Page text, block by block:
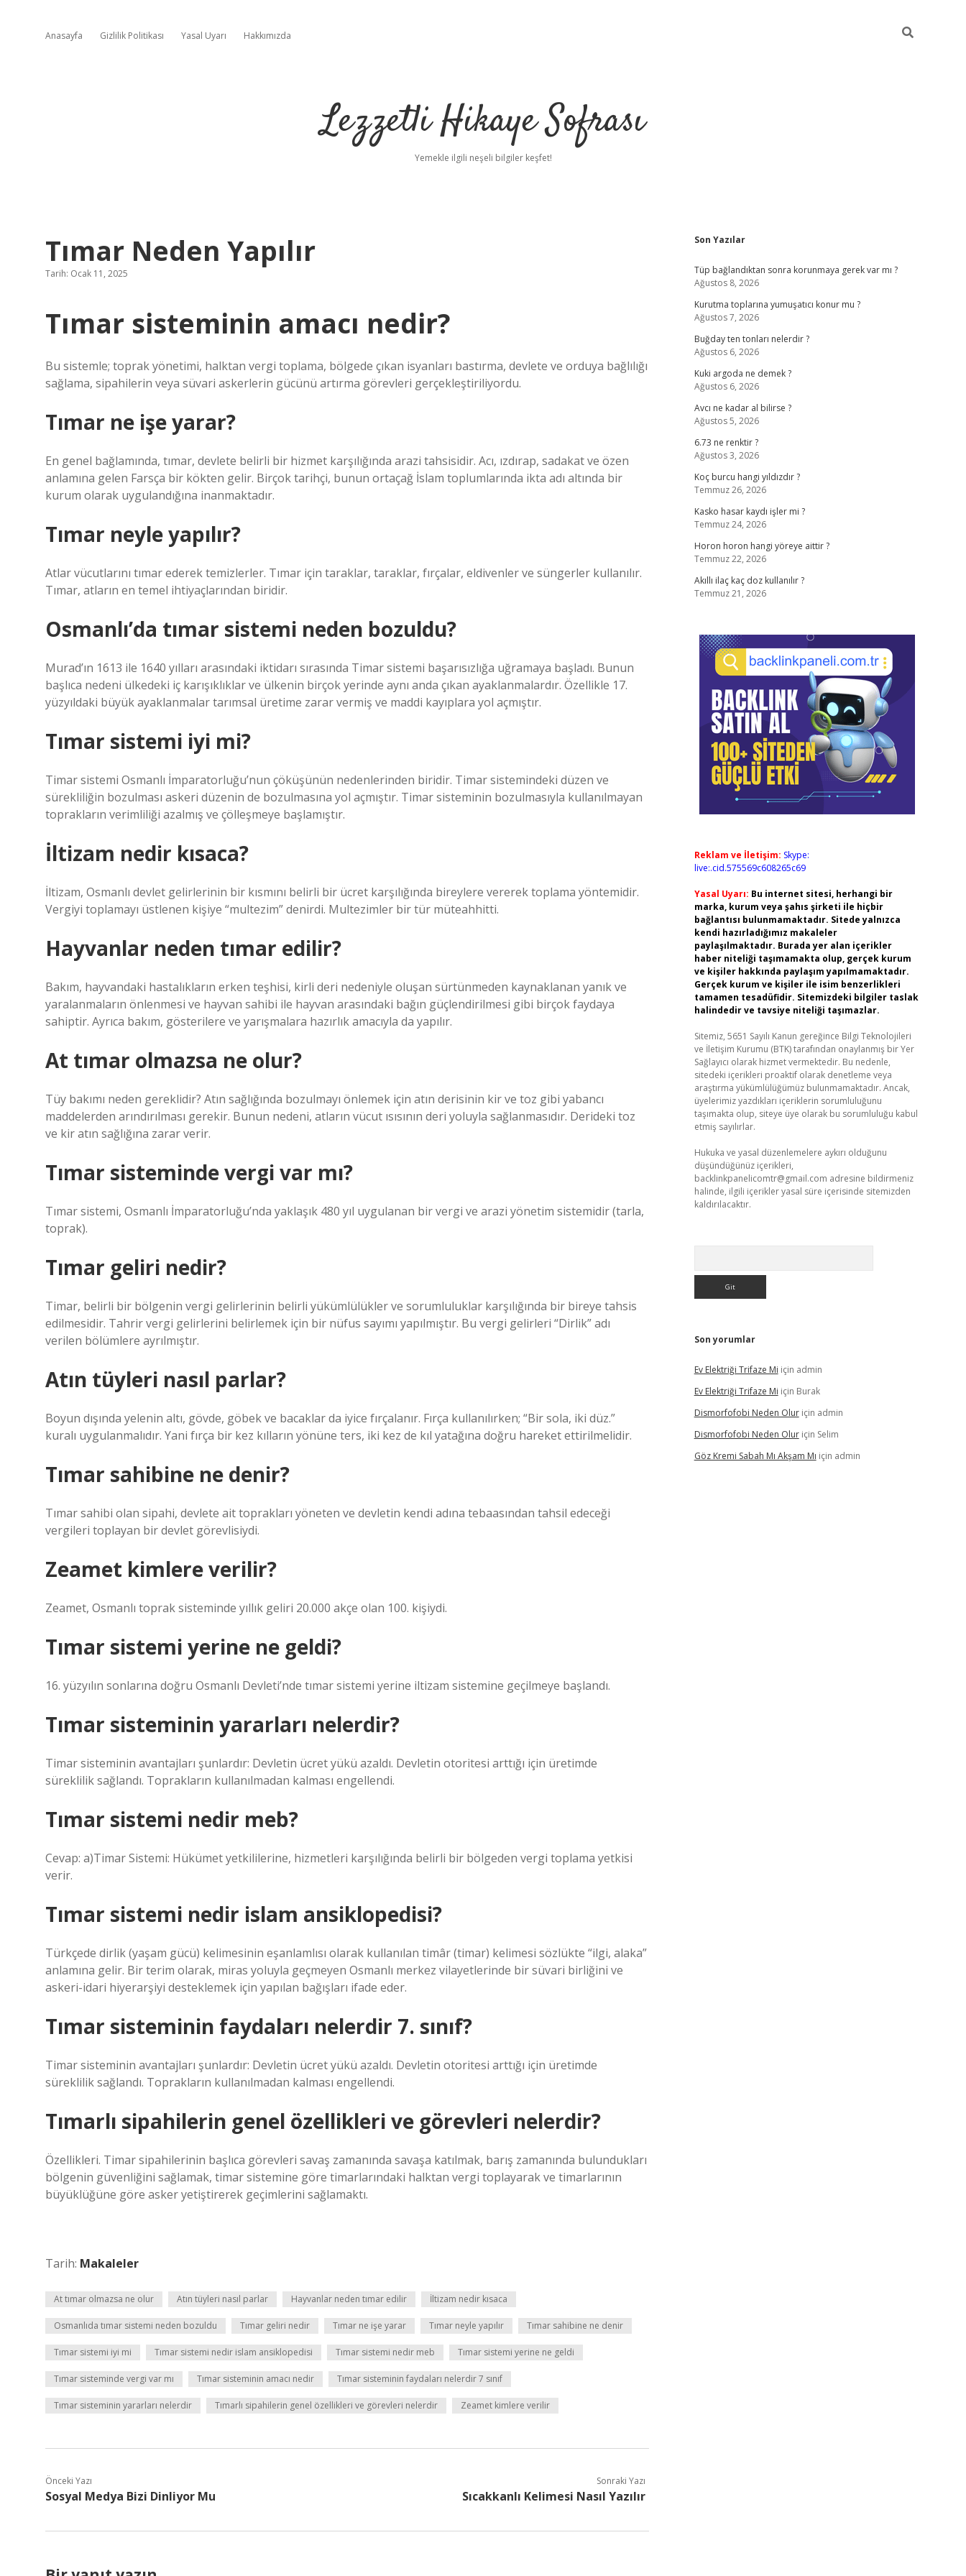
Anasayfa Gizlilik Politikası Yasal Uyarı Hakkımızda
Lezzetli Hikaye Sofrası
Yemekle ilgili neşeli bilgiler keşfet!
Tımar Neden Yapılır
Tarih: Ocak 11, 2025
Tımar sisteminin amacı nedir?
Bu sistemle; toprak yönetimi, halktan vergi toplama, bölgede çıkan isyanları bastırma, devlete ve orduya bağlılığı
sağlama, sipahilerin veya süvari askerlerin gücünü artırma görevleri gerçekleştiriliyordu.
Tımar ne işe yarar?
En genel bağlamında, tımar, devlete belirli bir hizmet karşılığında arazi tahsisidir. Acı, ızdırap, sadakat ve özen
anlamına gelen Farsça bir kökten gelir. Birçok tarihçi, bunun ortaçağ İslam toplumlarında ikta adı altında bir
kurum olarak uygulandığına inanmaktadır.
Tımar neyle yapılır?
Atlar vücutlarını tımar ederek temizlerler. Tımar için taraklar, taraklar, fırçalar, eldivenler ve süngerler kullanılır.
Tımar, atların en temel ihtiyaçlarından biridir.
Osmanlı’da tımar sistemi neden bozuldu?
Murad’ın 1613 ile 1640 yılları arasındaki iktidarı sırasında Timar sistemi başarısızlığa uğramaya başladı. Bunun
başlıca nedeni ülkedeki iç karışıklıklar ve ülkenin birçok yerinde aynı anda çıkan ayaklanmalardır. Özellikle 17.
yüzyıldaki büyük ayaklanmalar tarımsal üretime zarar vermiş ve maddi kayıplara yol açmıştır.
Tımar sistemi iyi mi?
Timar sistemi Osmanlı İmparatorluğu’nun çöküşünün nedenlerinden biridir. Timar sistemindeki düzen ve
sürekliliğin bozulması askeri düzenin de bozulmasına yol açmıştır. Timar sisteminin bozulmasıyla kullanılmayan
toprakların verimliliği azalmış ve çölleşmeye başlamıştır.
İltizam nedir kısaca?
İltizam, Osmanlı devlet gelirlerinin bir kısmını belirli bir ücret karşılığında bireylere vererek toplama yöntemidir.
Vergiyi toplamayı üstlenen kişiye “multezim” denirdi. Multezimler bir tür müteahhitti.
Hayvanlar neden tımar edilir?
Bakım, hayvandaki hastalıkların erken teşhisi, kirli deri nedeniyle oluşan sürtünmeden kaynaklanan yanık ve
yaralanmaların önlenmesi ve hayvan sahibi ile hayvan arasındaki bağın güçlendirilmesi gibi birçok faydaya
sahiptir. Ayrıca bakım, gösterilere ve yarışmalara hazırlık amacıyla da yapılır.
At tımar olmazsa ne olur?
Tüy bakımı neden gereklidir? Atın sağlığında bozulmayı önlemek için atın derisinin kir ve toz gibi yabancı
maddelerden arındırılması gerekir. Bunun nedeni, atların vücut ısısının deri yoluyla sağlanmasıdır. Derideki toz
ve kir atın sağlığına zarar verir.
Tımar sisteminde vergi var mı?
Tımar sistemi, Osmanlı İmparatorluğu’nda yaklaşık 480 yıl uygulanan bir vergi ve arazi yönetim sistemidir (tarla,
toprak).
Tımar geliri nedir?
Timar, belirli bir bölgenin vergi gelirlerinin belirli yükümlülükler ve sorumluluklar karşılığında bir bireye tahsis
edilmesidir. Tahrir vergi gelirlerini belirlemek için bir nüfus sayımı yapılmıştır. Bu vergi gelirleri “Dirlik” adı
verilen bölümlere ayrılmıştır.
Atın tüyleri nasıl parlar?
Boyun dışında yelenin altı, gövde, göbek ve bacaklar da iyice fırçalanır. Fırça kullanılırken; “Bir sola, iki düz.”
kuralı uygulanmalıdır. Yani fırça bir kez kılların yönüne ters, iki kez de kıl yatağına doğru hareket ettirilmelidir.
Tımar sahibine ne denir?
Tımar sahibi olan sipahi, devlete ait toprakları yöneten ve devletin kendi adına tebaasından tahsil edeceği
vergileri toplayan bir devlet görevlisiydi.
Zeamet kimlere verilir?
Zeamet, Osmanlı toprak sisteminde yıllık geliri 20.000 akçe olan 100. kişiydi.
Tımar sistemi yerine ne geldi?
16. yüzyılın sonlarına doğru Osmanlı Devleti’nde tımar sistemi yerine iltizam sistemine geçilmeye başlandı.
Tımar sisteminin yararları nelerdir?
Timar sisteminin avantajları şunlardır: Devletin ücret yükü azaldı. Devletin otoritesi arttığı için üretimde
süreklilik sağlandı. Toprakların kullanılmadan kalması engellendi.
Tımar sistemi nedir meb?
Cevap: a)Timar Sistemi: Hükümet yetkililerine, hizmetleri karşılığında belirli bir bölgeden vergi toplama yetkisi
verir.
Tımar sistemi nedir islam ansiklopedisi?
Türkçede dirlik (yaşam gücü) kelimesinin eşanlamlısı olarak kullanılan timâr (timar) kelimesi sözlükte “ilgi, alaka”
anlamına gelir. Bir terim olarak, miras yoluyla geçmeyen Osmanlı merkez vilayetlerinde bir süvari birliğini ve
askeri-idari hiyerarşiyi desteklemek için yapılan bağışları ifade eder.
Tımar sisteminin faydaları nelerdir 7. sınıf?
Timar sisteminin avantajları şunlardır: Devletin ücret yükü azaldı. Devletin otoritesi arttığı için üretimde
süreklilik sağlandı. Toprakların kullanılmadan kalması engellendi.
Tımarlı sipahilerin genel özellikleri ve görevleri nelerdir?
Özellikleri. Timar sipahilerinin başlıca görevleri savaş zamanında savaşa katılmak, barış zamanında bulundukları
bölgenin güvenliğini sağlamak, timar sistemine göre timarlarındaki halktan vergi toplayarak ve timarlarının
büyüklüğüne göre asker yetiştirerek geçimlerini sağlamaktı.
Tarih: Makaleler
At tımar olmazsa ne olur Atın tüyleri nasıl parlar Hayvanlar neden tımar edilir İltizam nedir kısaca
Osmanlıda tımar sistemi neden bozuldu Tımar geliri nedir Tımar ne işe yarar Tımar neyle yapılır Tımar sahibine ne denir
Tımar sistemi iyi mi Tımar sistemi nedir islam ansiklopedisi Tımar sistemi nedir meb Tımar sistemi yerine ne geldi
Tımar sisteminde vergi var mı Tımar sisteminin amacı nedir Tımar sisteminin faydaları nelerdir 7 sınıf
Tımar sisteminin yararları nelerdir Tımarlı sipahilerin genel özellikleri ve görevleri nelerdir Zeamet kimlere verilir
Önceki Yazı
Sosyal Medya Bizi Dinliyor Mu
Sonraki Yazı
Sıcakkanlı Kelimesi Nasıl Yazılır
Sidebar
Son Yazılar
Tüp bağlandıktan sonra korunmaya gerek var mı ?
Ağustos 8, 2026
Kurutma toplarına yumuşatıcı konur mu ?
Ağustos 7, 2026
Buğday ten tonları nelerdir ?
Ağustos 6, 2026
Kuki argoda ne demek ?
Ağustos 6, 2026
Avcı ne kadar al bilirse ?
Ağustos 5, 2026
6.73 ne renktir ?
Ağustos 3, 2026
Koç burcu hangi yıldızdır ?
Temmuz 26, 2026
Kasko hasar kaydı işler mi ?
Temmuz 24, 2026
Horon horon hangi yöreye aittir ?
Temmuz 22, 2026
Akıllı ilaç kaç doz kullanılır ?
Temmuz 21, 2026
Reklam ve İletişim: Skype:
live:.cid.575569c608265c69
Yasal Uyarı: Bu internet sitesi, herhangi bir
marka, kurum veya şahıs şirketi ile hiçbir
bağlantısı bulunmamaktadır. Sitede yalnızca
kendi hazırladığımız makaleler
paylaşılmaktadır. Burada yer alan içerikler
haber niteliği taşımamakta olup, gerçek kurum
ve kişiler hakkında paylaşım yapılmamaktadır.
Gerçek kurum ve kişiler ile isim benzerlikleri
tamamen tesadüfidir. Sitemizdeki bilgiler taslak
halindedir ve tavsiye niteliği taşımazlar.
Sitemiz, 5651 Sayılı Kanun gereğince Bilgi Teknolojileri
ve İletişim Kurumu (BTK) tarafından onaylanmış bir Yer
Sağlayıcı olarak hizmet vermektedir. Bu nedenle,
sitedeki içerikleri proaktif olarak denetleme veya
araştırma yükümlülüğümüz bulunmamaktadır. Ancak,
üyelerimiz yazdıkları içeriklerin sorumluluğunu
taşımakta olup, siteye üye olarak bu sorumluluğu kabul
etmiş sayılırlar.
Hukuka ve yasal düzenlemelere aykırı olduğunu
düşündüğünüz içerikleri,
backlinkpanelicomtr@gmail.com adresine bildirmeniz
halinde, ilgili içerikler yasal süre içerisinde sitemizden
kaldırılacaktır.
Son yorumlar
Ev Elektriği Trifaze Mi için admin
Ev Elektriği Trifaze Mi için Burak
Dismorfofobi Neden Oluriçin admin
Dismorfofobi Neden Oluriçin Selim
Göz Kremi Sabah Mı Akşam Mı için admin